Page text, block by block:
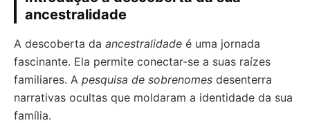
ancestralidade
A descoberta da ancestralidade é uma jornada
fascinante. Ela permite conectar-se a suas raízes
familiares. A pesquisa de sobrenomes desenterra
narrativas ocultas que moldaram a identidade da sua
família.